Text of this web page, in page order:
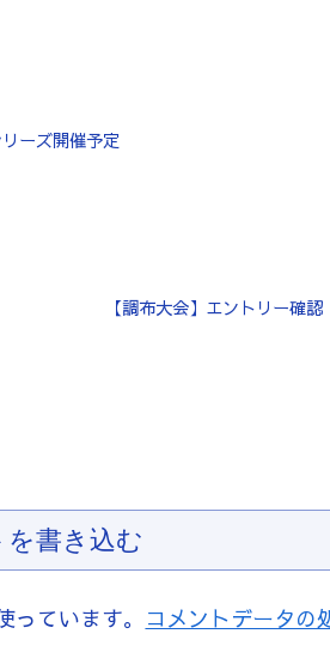
ーズ開催予定
【調布大会】エントリー確認
を書き込む
ています。 コメントデータの